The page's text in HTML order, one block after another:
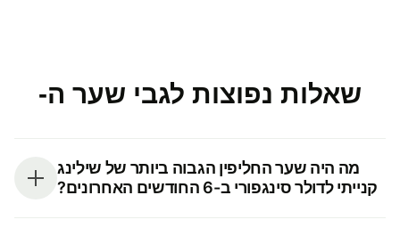
שאלות נפוצות לגבי שער ה-
מה היה שער החליפין הגבוה ביותר של שילינג
קנייתי לדולר סינגפורי ב-6 החודשים האחרונים?